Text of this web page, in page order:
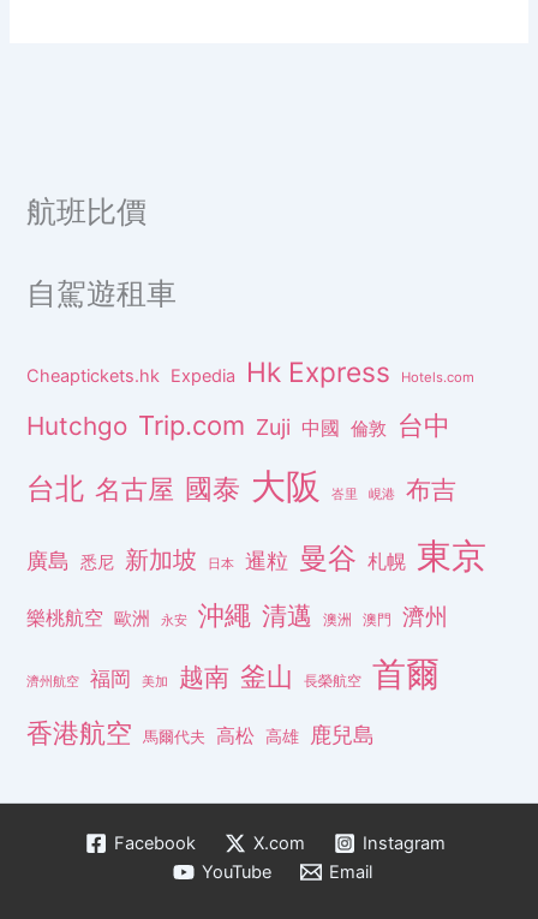
航班比價
自駕遊租車
Cheaptickets.hk Expedia Hk Express Hotels.com
Hutchgo Trip.com Zuji 中國 倫敦 台中
台北 名古屋 國泰 大阪 峇里 峴港 布吉
廣島 悉尼 新加坡 日本 暹粒 曼谷 札幌 東京
樂桃航空 歐洲 永安 沖繩 清邁 澳洲 澳門 濟州
濟州航空 福岡 美加 越南 釜山 長榮航空 首爾
香港航空 馬爾代夫 高松 高雄 鹿兒島
Facebook X.com
Instagram
YouTube
Email